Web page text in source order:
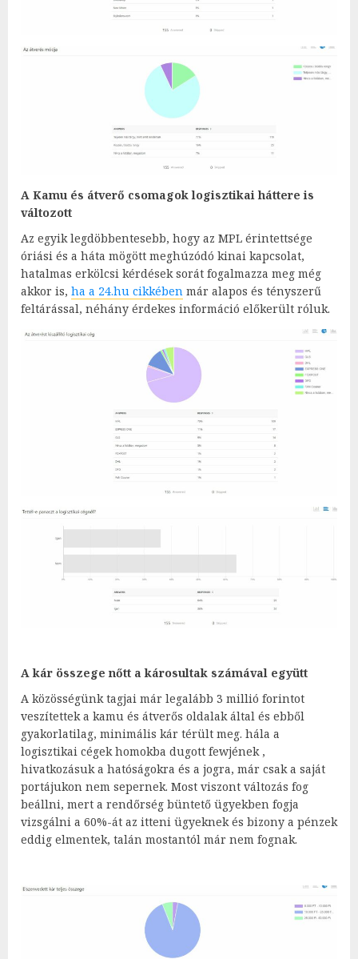
A Kamu és átverő csomagok logisztikai háttere is
változott
Az egyik legdöbbentesebb, hogy az MPL érintettsége
óriási és a háta mögött meghúzódó kinai kapcsolat,
hatalmas erkölcsi kérdések sorát fogalmazza meg még
akkor is, ha a 24.hu cikkében már alapos és tényszerű
feltárással, néhány érdekes információ előkerült róluk.
A kár összege nőtt a károsultak számával együtt
A közösségünk tagjai már legalább 3 millió forintot
veszítettek a kamu és átverős oldalak által és ebből
gyakorlatilag, minimális kár térült meg. hála a
logisztikai cégek homokba dugott fewjének ,
hivatkozásuk a hatóságokra és a jogra, már csak a saját
portájukon nem sepernek. Most viszont változás fog
beállni, mert a rendőrség büntető ügyekben fogja
vizsgálni a 60%-át az itteni ügyeknek és bizony a pénzek
eddig elmentek, talán mostantól már nem fognak.